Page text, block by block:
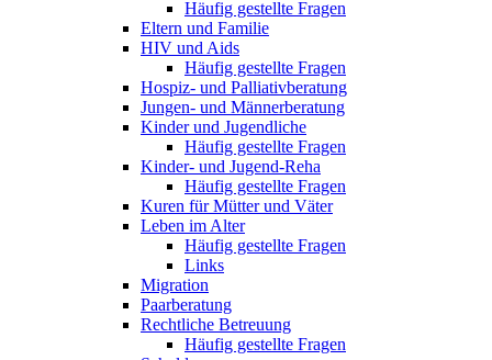
Häufig gestellte Fragen
Eltern und Familie
HIV und Aids
Häufig gestellte Fragen
Hospiz- und Palliativberatung
Jungen- und Männerberatung
Kinder und Jugendliche
Häufig gestellte Fragen
Kinder- und Jugend-Reha
Häufig gestellte Fragen
Kuren für Mütter und Väter
Leben im Alter
Häufig gestellte Fragen
Links
Migration
Paarberatung
Rechtliche Betreuung
Häufig gestellte Fragen